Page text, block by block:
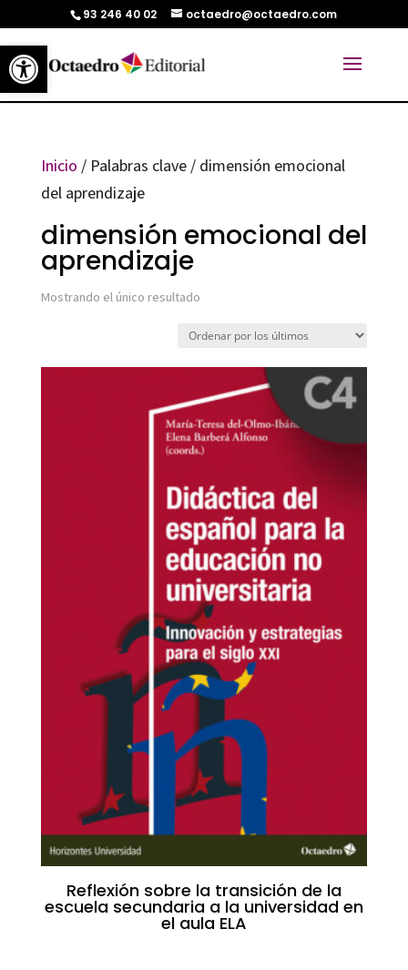
Abrir barra de herramientas
93 246 40 02 octaedro@octaedro.com
Inicio / Palabras clave / dimensión emocional
del aprendizaje
dimensión emocional del
aprendizaje
Mostrando el único resultado
Reflexión sobre la transición de la
escuela secundaria a la universidad en
el aula ELA